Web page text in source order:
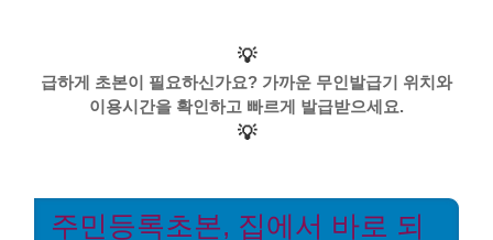
💡
급하게 초본이 필요하신가요? 가까운 무인발급기 위치와
이용시간을 확인하고 빠르게 발급받으세요.
💡
주민등록초본, 집에서 바로 되